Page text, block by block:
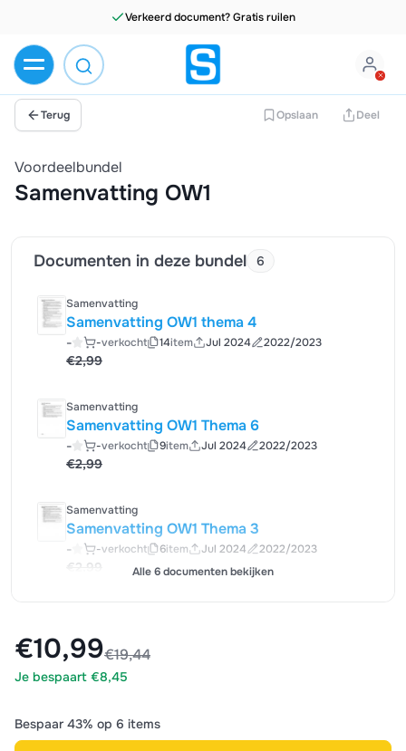
Verkeerd document? Gratis ruilen
Terug Opslaan Deel
Voordeelbundel
Samenvatting OW1
Documenten in deze bundel 6
Samenvatting
Samenvatting OW1 thema 4
- -verkocht 14item Jul 2024 2022/2023
€2,99
Samenvatting
Samenvatting OW1 Thema 6
- -verkocht 9item Jul 2024 2022/2023
€2,99
Samenvatting
Samenvatting OW1 Thema 3
- -verkocht 6item Jul 2024 2022/2023
€2,99 Alle 6 documenten bekijken
€10,99€19,44
Je bespaart €8,45
Bespaar 43% op 6 items